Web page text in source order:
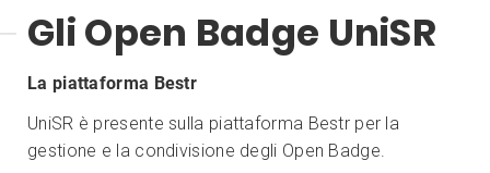
Gli Open Badge UniSR
La piattaforma Bestr
UniSR è presente sulla piattaforma Bestr per la
gestione e la condivisione degli Open Badge.